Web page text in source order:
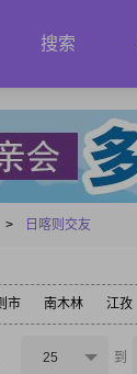
搜索
> 日喀则交友
市 南木林 江孜
25 到